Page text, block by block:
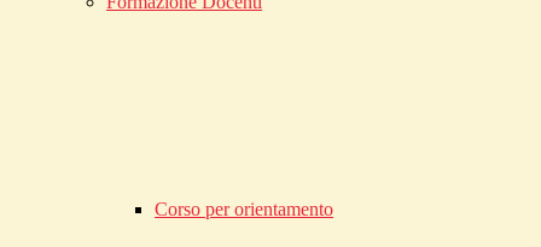
Corso per orientamento